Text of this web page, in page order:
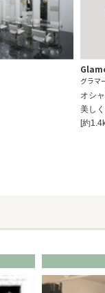
グラマ
オシ
美し
[約